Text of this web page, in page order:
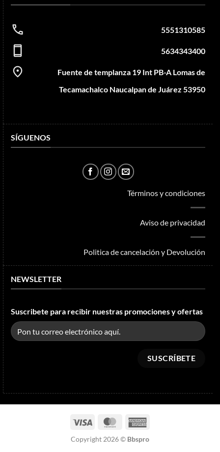
5551310585
5634343400
Fuente de templanza 19 Int PB-A Lomas de
Tecamachalco Naucalpan de Juárez 53950
SÍGUENOS
Términos y condiciones
Aviso de privacidad
Politica de cancelación y Devolución
NEWSLETTER
Suscribete para recibir nuestras promociones y ofertas
Visa MasterCard
Copyright 2026 © Bbspro